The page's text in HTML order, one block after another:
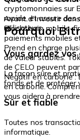
cryptomonnaies sur
rapide, et assure des
utilisateurs.
Avant d'investir
Blockchain mobile-
paiements mobiles
Prend en charge
de valeur stables.
de CELO peuvent
Négatif en carbone :
en carbone.
vous aidera à
Pourquoi
Vous gardez
La façon sûre et
fonds et de protéger
Sûr et fiable
Toutes nos
informatique.